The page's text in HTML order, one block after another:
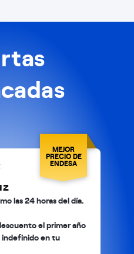
MEJOR
PRECIO DE
ENDESA
las 24 horas del día.
el primer año
indefinido en tu